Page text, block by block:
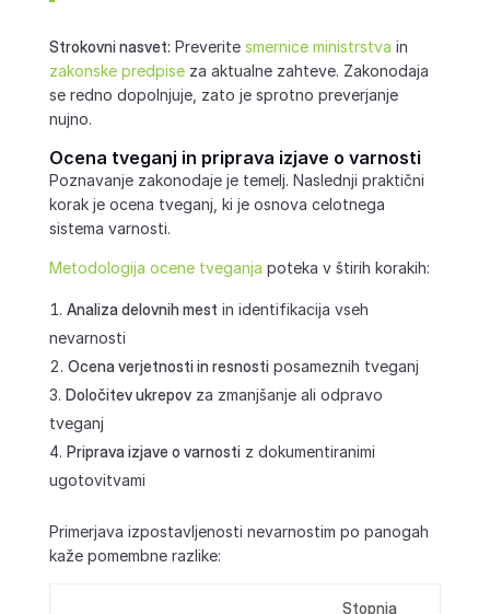
Strokovni nasvet: Preverite smernice ministrstva in
zakonske predpiseza aktualne zahteve. Zakonodaja
se redno dopolnjuje, zato je sprotno preverjanje
nujno.
Ocena tveganj in priprava izjave o varnosti
Poznavanje zakonodaje je temelj. Naslednji praktični
korak je ocena tveganj, ki je osnova celotnega
sistema varnosti.
Metodologija ocene tveganja poteka v štirih korakih:
Analiza delovnih mest in identifikacija vseh
nevarnosti
Ocena verjetnosti in resnostiposameznih tveganj
Določitev ukrepovza zmanjšanje ali odpravo
tveganj
Priprava izjave o varnostiz dokumentiranimi
ugotovitvami
Primerjava izpostavljenosti nevarnostim po panogah
kaže pomembne razlike:
Stopnja